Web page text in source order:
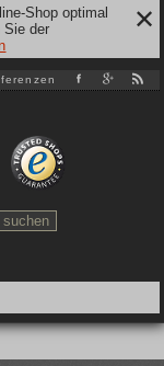
Shop optimal
Sie der
✕